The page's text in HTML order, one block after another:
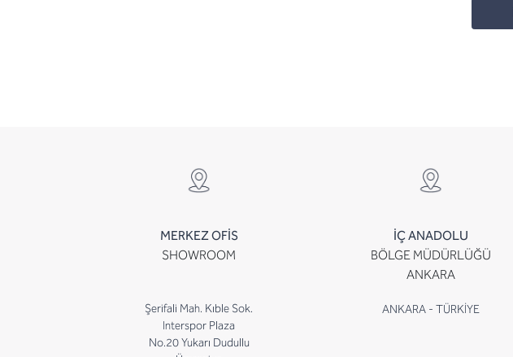
MERKEZ OFİS
SHOWROOM
Şerifali Mah. Kıble Sok.
Interspor Plaza
No.20 Yukarı Dudullu
İÇ ANADOLU
BÖLGE MÜDÜRLÜĞÜ
ANKARA
ANKARA - TÜRKİYE